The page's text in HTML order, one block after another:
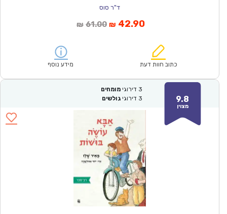
ד"ר סוס
₪ 61.00המחיר
₪61.00.
₪ 42.90המחיר
הוא:
כתוב חוות דעת מידע נוסף
9.8
מצוין
3 דירוגי מומחים
3 דירוגי גולשים